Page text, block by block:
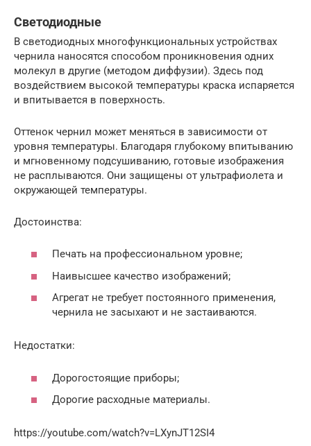
Светодиодные
В светодиодных многофункциональных устройствах
чернила наносятся способом проникновения одних
молекул в другие (методом диффузии). Здесь под
воздействием высокой температуры краска испаряется
и впитывается в поверхность.
Оттенок чернил может меняться в зависимости от
уровня температуры. Благодаря глубокому впитыванию
и мгновенному подсушиванию, готовые изображения
не расплываются. Они защищены от ультрафиолета и
окружающей температуры.
Достоинства:
Печать на профессиональном уровне;
Наивысшее качество изображений;
Агрегат не требует постоянного применения,
чернила не засыхают и не застаиваются.
Недостатки:
Дорогостоящие приборы;
Дорогие расходные материалы.
https://youtube.com/watch?v=LXynJT12SI4